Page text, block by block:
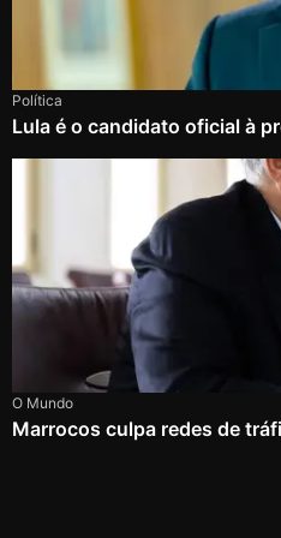
Política
Lula é o candidato oficial à
O Mundo
Marrocos culpa redes de